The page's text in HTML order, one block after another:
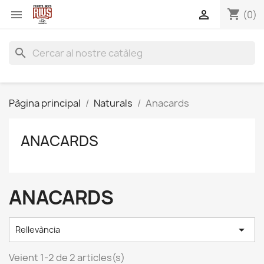
 shopping_cart (0)

search
Pàgina principal Naturals Anacards
ANACARDS
ANACARDS
Rellevància 
Veient 1-2 de 2 articles(s)